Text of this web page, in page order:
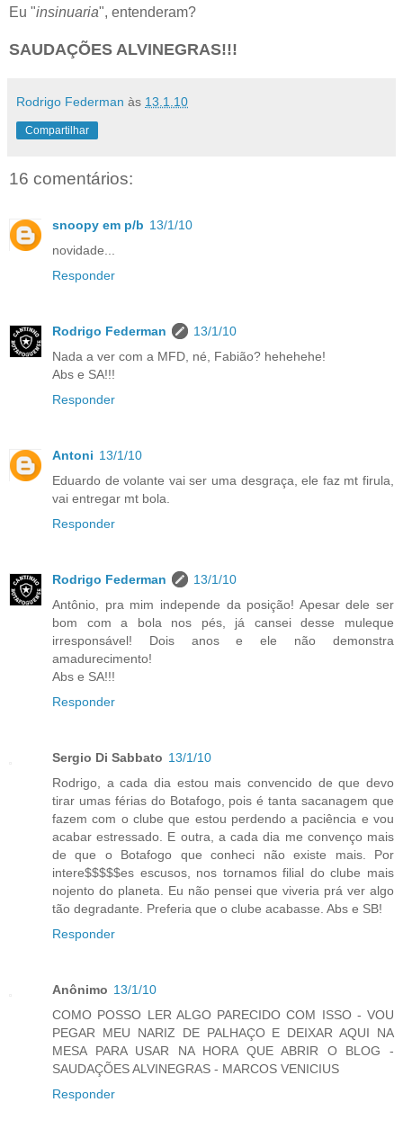
Eu "insinuaria", entenderam?
SAUDAÇÕES ALVINEGRAS!!!
Rodrigo Federman às 13.1.10
Compartilhar
16 comentários:
snoopy em p/b 13/1/10
novidade...
Responder
Rodrigo Federman
13/1/10
Nada a ver com a MFD, né, Fabião? hehehehe!
Abs e SA!!!
Responder
Antoni 13/1/10
Eduardo de volante vai ser uma desgraça, ele faz mt firula,
vai entregar mt bola.
Responder
Rodrigo Federman
13/1/10
Antônio, pra mim independe da posição! Apesar dele ser
bom com a bola nos pés, já cansei desse muleque
irresponsável! Dois anos e ele não demonstra
amadurecimento!
Abs e SA!!!
Responder
Sergio Di Sabbato 13/1/10
Rodrigo, a cada dia estou mais convencido de que devo
tirar umas férias do Botafogo, pois é tanta sacanagem que
fazem com o clube que estou perdendo a paciência e vou
acabar estressado. E outra, a cada dia me convenço mais
de que o Botafogo que conheci não existe mais. Por
intere$$$$$es escusos, nos tornamos filial do clube mais
nojento do planeta. Eu não pensei que viveria prá ver algo
tão degradante. Preferia que o clube acabasse. Abs e SB!
Responder
Anônimo 13/1/10
COMO POSSO LER ALGO PARECIDO COM ISSO - VOU
PEGAR MEU NARIZ DE PALHAÇO E DEIXAR AQUI NA
MESA PARA USAR NA HORA QUE ABRIR O BLOG -
SAUDAÇÕES ALVINEGRAS - MARCOS VENICIUS
Responder